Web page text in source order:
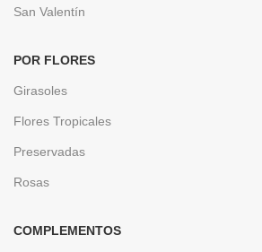
San Valentín
POR FLORES
Girasoles
Flores Tropicales
Preservadas
Rosas
COMPLEMENTOS